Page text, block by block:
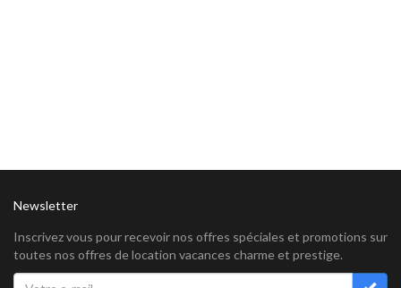
Newsletter
Inscrivez vous pour recevoir nos offres spéciales et promotions sur
toutes nos offres de location vacances charme et prestige.